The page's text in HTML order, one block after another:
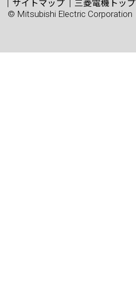
© Mitsubishi Electric Corporation